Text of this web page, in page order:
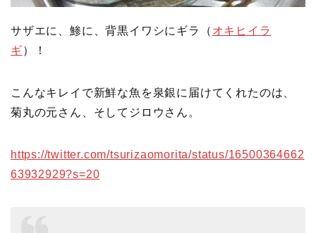
サザエに、鯵に、背黒イワシにギラ（ オキヒイラ
ギ）！
こんなキレイで新鮮な魚を泉銀に届けてくれたのは、
菊丸の元さん、そしてジロウさん。
https://twitter.com/tsurizaomorita/status/16500364662
63932929?s=20